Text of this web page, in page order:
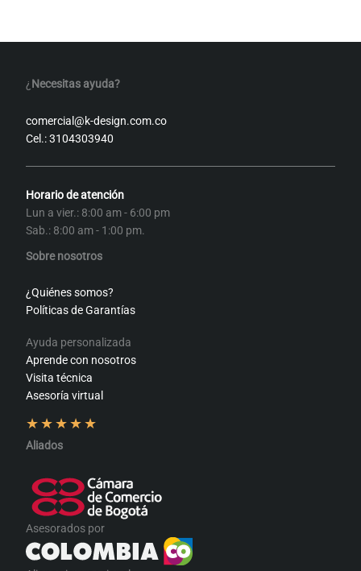
¿ Necesitas ayuda?
comercial@k-design.com.co
Cel.: 3104303940
Horario de atención
Lun a vier.: 8:00 am - 6:00 pm
Sab.: 8:00 am - 1:00 pm.
Sobre nosotros
¿Quiénes somos?
Políticas de Garantías
Ayuda personalizada
Aprende con nosotros
Visita técnica
Asesoría virtual
★★★★★
Aliados
Asesorados por